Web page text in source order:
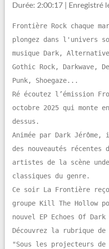
Durée: 2:00:17
Enregistré
Frontière Rock chaque
plongez dans l'univers
musique Dark,
Gothic Rock, Darkwave,
Punk, Shoegaze...
Ré écoutez l’émission
octobre 2025 qui
dessus.
Animée par Dark
des nouveautés récentes
artistes de la scène
classiques du genre.
Ce soir La Frontière
groupe Kill The Hollow
nouvel EP Echoes Of
Découvrez la rubrique
"Sous les projecteurs